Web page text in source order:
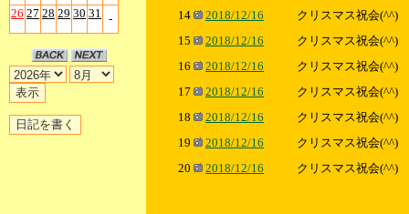
26 27 28 29 30 31 -
14
2018/12/16
クリスマス祝会(^^)
15
2018/12/16
クリスマス祝会(^^)
16
2018/12/16
クリスマス祝会(^^)
17
2018/12/16
クリスマス祝会(^^)
18
2018/12/16
クリスマス祝会(^^)
19
2018/12/16
クリスマス祝会(^^)
20
2018/12/16 クリスマス祝会(^^)